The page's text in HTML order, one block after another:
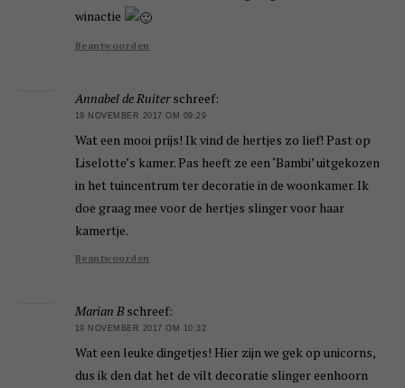
winactie
Beantwoorden
Annabel de Ruiter schreef:
19 NOVEMBER 2017 OM 09:29
Wat een mooi prijs! Ik vind de hertjes zo lief! Past op
Liselotte’s kamer. Pas heeft ze een ‘Bambi’ uitgekozen
in het tuincentrum ter decoratie in de woonkamer. Ik
doe graag mee voor de hertjes slinger voor haar
kamertje.
Beantwoorden
Marian B schreef:
19 NOVEMBER 2017 OM 10:32
Wat een leuke dingetjes! Hier zijn we gek op unicorns,
dus ik den dat het de vilt decoratie slinger eenhoorn